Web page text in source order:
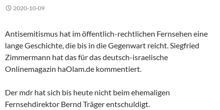
2020-10-09
Antisemitismus hat im öffentlich-rechtlichen Fernsehen eine
lange Geschichte, die bis in die Gegenwart reicht. Siegfried
Zimmermann hat das für das deutsch-israelische
Onlinemagazin haOlam.de kommentiert.
Der mdr hat sich bis heute nicht beim ehemaligen
Fernsehdirektor Bernd Träger entschuldigt.